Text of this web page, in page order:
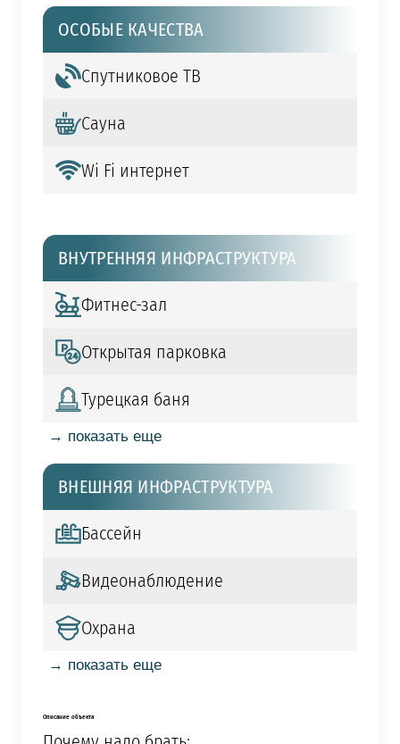
ОСОБЫЕ КАЧЕСТВА
Спутниковое ТВ
Сауна
Wi Fi интернет
ВНУТРЕННЯЯ ИНФРАСТРУКТУРА
Фитнес-зал
Открытая парковка
Турецкая баня
→ показать еще
ВНЕШНЯЯ ИНФРАСТРУКТУРА
Бассейн
Видеонаблюдение
Охрана
→ показать еще
Описание объекта